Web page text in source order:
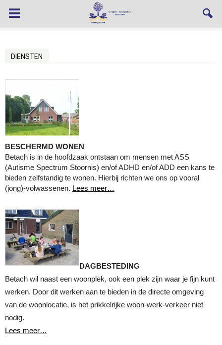
DIENSTEN
BESCHERMD WONEN
Betach is in de hoofdzaak ontstaan om mensen met ASS
(Autisme Spectrum Stoornis) en/of ADHD en/of ADD een kans te
bieden zelfstandig te wonen. Hierbij richten we ons op vooral
(jong)-volwassenen. Lees meer…
DAGBESTEDING
Betach wil naast een woonplek, ook een plek zijn waar je fijn kunt
werken. Door dit werken aan te bieden in de directe omgeving
van de woonlocatie, is het prikkelrijke woon-werk-verkeer niet
nodig.
Lees meer…